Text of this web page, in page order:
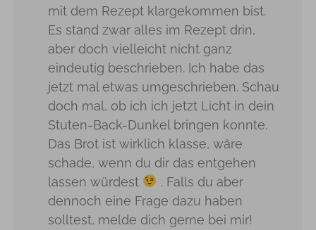
mit dem Rezept klargekommen bist.
Es stand zwar alles im Rezept drin,
aber doch vielleicht nicht ganz
eindeutig beschrieben. Ich habe das
jetzt mal etwas umgeschrieben. Schau
doch mal, ob ich ich jetzt Licht in dein
Stuten-Back-Dunkel bringen konnte.
Das Brot ist wirklich klasse, wäre
schade, wenn du dir das entgehen
lassen würdest
. Falls du aber
dennoch eine Frage dazu haben
solltest, melde dich gerne bei mir!